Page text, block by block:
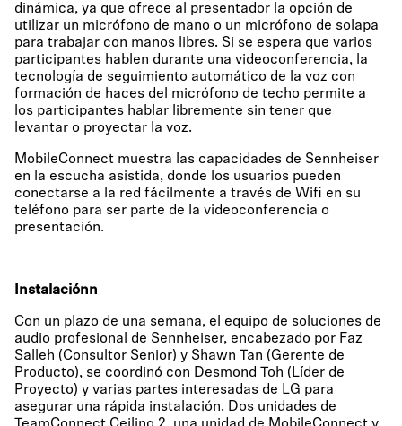
dinámica, ya que ofrece al presentador la opción de
utilizar un micrófono de mano o un micrófono de solapa
para trabajar con manos libres. Si se espera que varios
participantes hablen durante una videoconferencia, la
tecnología de seguimiento automático de la voz con
formación de haces del micrófono de techo permite a
los participantes hablar libremente sin tener que
levantar o proyectar la voz.
MobileConnect muestra las capacidades de Sennheiser
en la escucha asistida, donde los usuarios pueden
conectarse a la red fácilmente a través de Wifi en su
teléfono para ser parte de la videoconferencia o
presentación.
Instalaciónn
Con un plazo de una semana, el equipo de soluciones de
audio profesional de Sennheiser, encabezado por Faz
Salleh (Consultor Senior) y Shawn Tan (Gerente de
Producto), se coordinó con Desmond Toh (Líder de
Proyecto) y varias partes interesadas de LG para
asegurar una rápida instalación. Dos unidades de